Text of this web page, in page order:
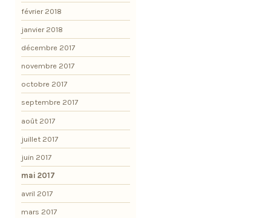
février 2018
janvier 2018
décembre 2017
novembre 2017
octobre 2017
septembre 2017
août 2017
juillet 2017
juin 2017
mai 2017
avril 2017
mars 2017